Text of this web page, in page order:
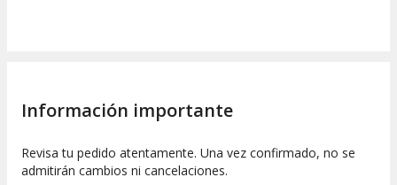
Información importante
Revisa tu pedido atentamente. Una vez confirmado, no se
admitirán cambios ni cancelaciones.